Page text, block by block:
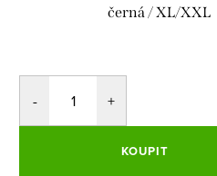
černá / XL/XXL
KOUPIT